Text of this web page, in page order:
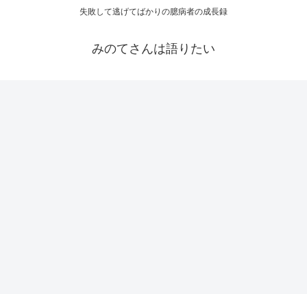
失敗して逃げてばかりの臆病者の成長録
みのてさんは語りたい